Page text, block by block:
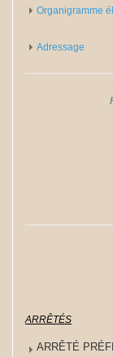
Organigramme
Adressage
ARRÊTÉS
ARRÊTÉ